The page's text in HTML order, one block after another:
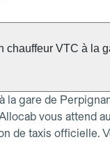
chauffeur VTC à la
la gare de
vous attend
de taxis officielle.